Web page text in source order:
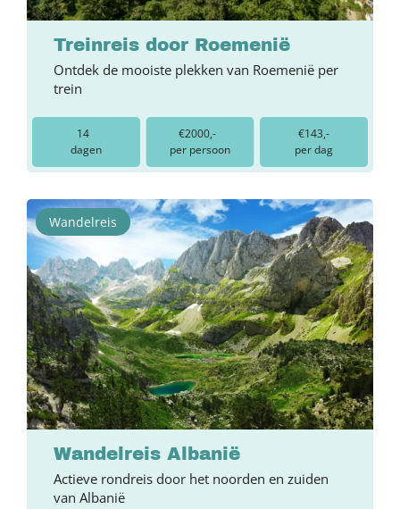
Treinreis door Roemenië
Ontdek de mooiste plekken van Roemenië per
trein
14
dagen
€2000,-
per persoon
€143,-
per dag
Wandelreis
Wandelreis Albanië
Actieve rondreis door het noorden en zuiden
van Albanië